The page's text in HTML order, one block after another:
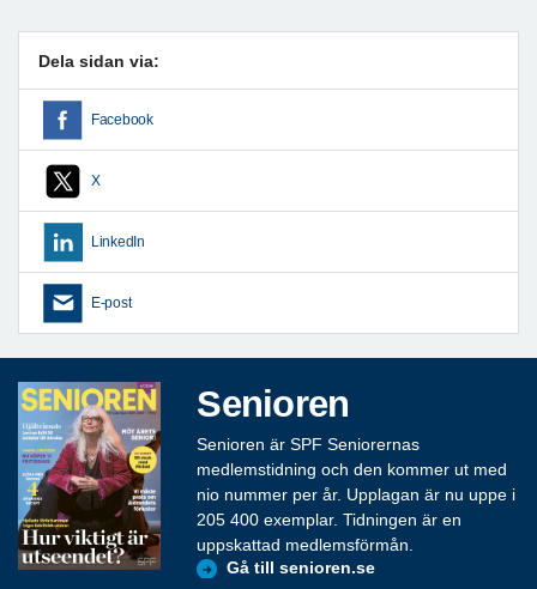
Dela sidan via:
Facebook
X
LinkedIn
E-post
Senioren
Senioren är SPF Seniorernas
medlemstidning och den kommer ut med
nio nummer per år. Upplagan är nu uppe i
205 400 exemplar. Tidningen är en
uppskattad medlemsförmån.
Gå till senioren.se